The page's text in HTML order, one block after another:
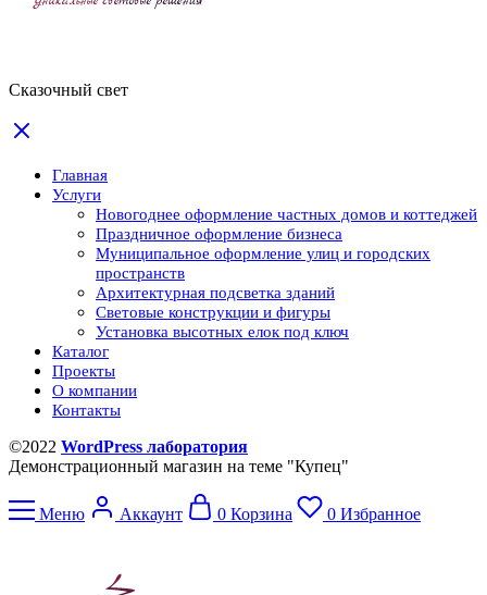
Сказочный свет
Главная
Услуги
Новогоднее оформление частных домов и коттеджей
Праздничное оформление бизнеса
Муниципальное оформление улиц и городских
пространств
Архитектурная подсветка зданий
Световые конструкции и фигуры
Установка высотных елок под ключ
Каталог
Проекты
О компании
Контакты
©2022 WordPress лаборатория
Демонстрационный магазин на теме "Купец"
Меню Аккаунт 0 Корзина 0 Избранное